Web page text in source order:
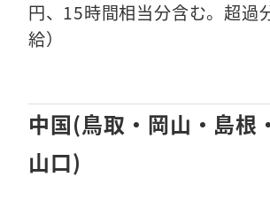
円、15時間相当分含む。超過
給）
中国(鳥取・岡山・島根
山口)